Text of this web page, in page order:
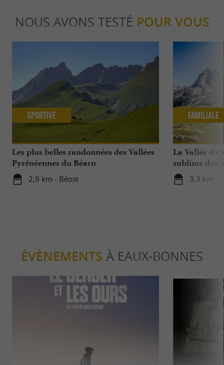
NOUS AVONS TESTÉ POUR VOUS
Les plus belles randonnées des Vallées
Pyrénéennes du Béarn
2,9 km - Béost
Sportive
La Vallée
sublime
avec ses
3,3 km -
Familiale
ÉVÈNEMENTS À EAUX-BONNES